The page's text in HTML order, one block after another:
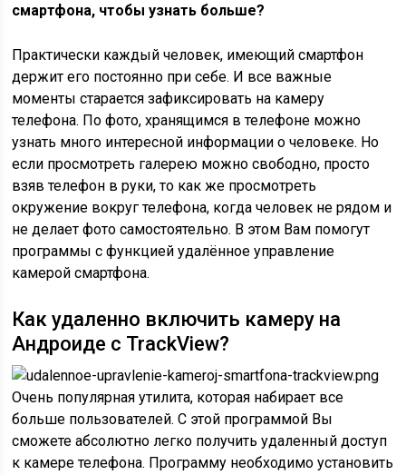
смартфона, чтобы узнать больше?
Практически каждый человек, имеющий смартфон
держит его постоянно при себе. И все важные
моменты старается зафиксировать на камеру
телефона. По фото, хранящимся в телефоне можно
узнать много интересной информации о человеке. Но
если просмотреть галерею можно свободно, просто
взяв телефон в руки, то как же просмотреть
окружение вокруг телефона, когда человек не рядом и
не делает фото самостоятельно. В этом Вам помогут
программы с функцией удалённое управление
камерой смартфона.
Как удаленно включить камеру на
Андроиде с TrackView?
Очень популярная утилита, которая набирает все
больше пользователей. С этой программой Вы
сможете абсолютно легко получить удаленный доступ
к камере телефона. Программу необходимо установить